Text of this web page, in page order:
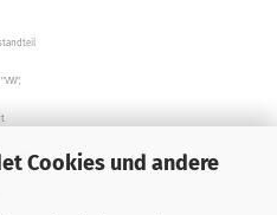
Cookies und andere
direkte